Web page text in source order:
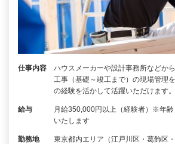
仕事内容
ハウスメーカーや設計事務所などか
工事（基礎～竣工まで）の現場管理
の経験を活かして活躍いただけます
給与
月給350,000円以上（経験者）※年
いたします
勤務地
東京都内エリア（江戸川区・葛飾区